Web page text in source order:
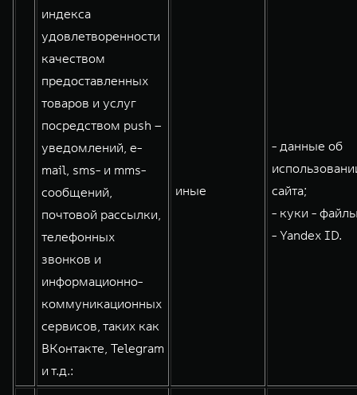
индекса
удовлетворенности
качеством
предоставленных
товаров и услуг
посредством push –
уведомлений, e-
mail, sms- и mms-
сообщений,
почтовой рассылки,
телефонных
звонков и
информационно-
коммуникационных
сервисов, таких как
ВКонтакте, Telegram
и т.д.:
иные
- данные об
сайта;
- куки -
- Yandex ID.